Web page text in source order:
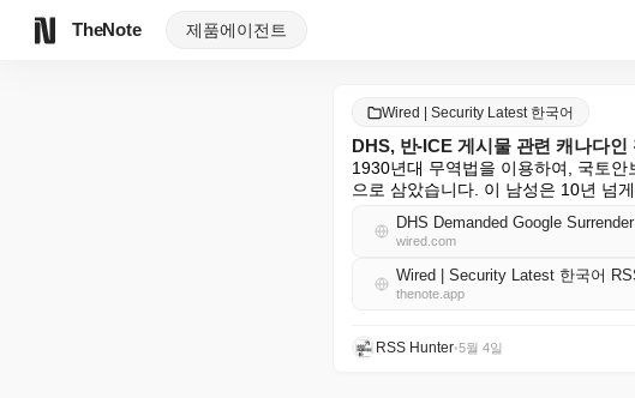
TheNote 제품에이전트
Wired | Security Latest 한국어
DHS, 반-ICE 게시물 관련 캐나다
1930년대 무역법을 이용하여, 국토
으로 삼았습니다. 이 남성은 10년 넘
DHS Demanded Google
wired.com
Wired | Security Latest 한국어
thenote.app
RSS Hunter•5월 4일